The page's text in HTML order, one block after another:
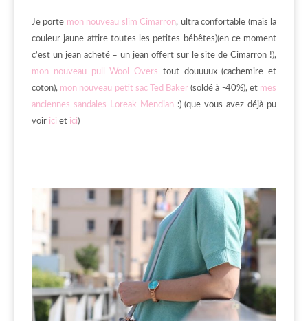
Je porte mon nouveau slim Cimarron, ultra confortable (mais la
couleur jaune attire toutes les petites bébêtes)(en ce moment
c’est un jean acheté = un jean offert sur le site de Cimarron !),
mon nouveau pull Wool Overs tout douuuux (cachemire et
coton), mon nouveau petit sac Ted Baker (soldé à -40%), et mes
anciennes sandales Loreak Mendian:) (que vous avez déjà pu
voir ici et ici)